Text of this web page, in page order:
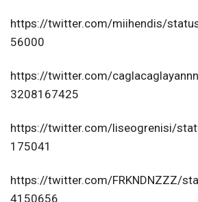
https://twitter.com/miihendis/
56000
https://twitter.com/
3208167425
https://twitter.com/liseogrenisi/
175041
https://twitter.com/FRKNDNZZZ/
4150656